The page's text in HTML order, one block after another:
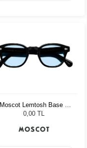
Moscot Lemtosh Base 2
Sun 49 Black Bel Air Blue
0,00 TL